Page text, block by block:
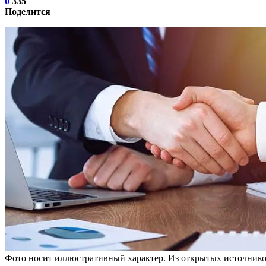
Поделится
Фото носит иллюстративный характер. Из открытых